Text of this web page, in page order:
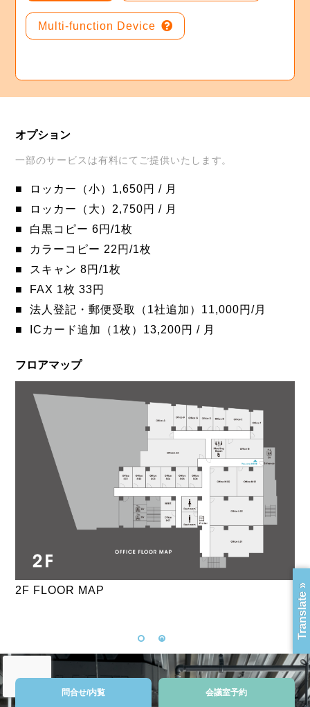
Multi-function Device
オプション
一部のサービスは有料にてご提供いたします。
ロッカー（小）1,650円 / 月
ロッカー（大）2,750円 / 月
白黒コピー 6円/1枚
カラーコピー 22円/1枚
スキャン 8円/1枚
FAX 1枚 33円
法人登記・郵便受取（1社追加）11,000円/月
ICカード追加（1枚）13,200円 / 月
フロアマップ
1F FLOOR MAP
問合せ/内覧 会議室予約
Translate »